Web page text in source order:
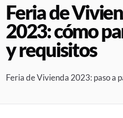
Feria de
2023: cómo
y requisitos
Feria de Vivienda 2023: paso a